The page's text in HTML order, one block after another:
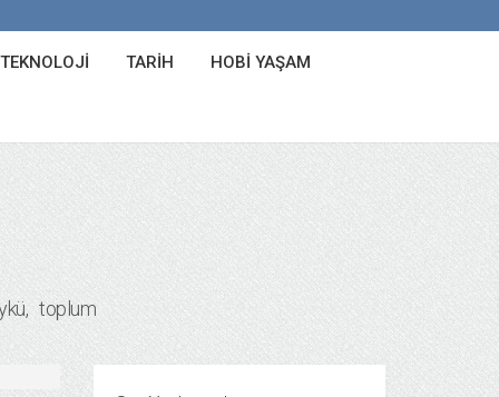
TARIH HOBI YAŞAM
toplum